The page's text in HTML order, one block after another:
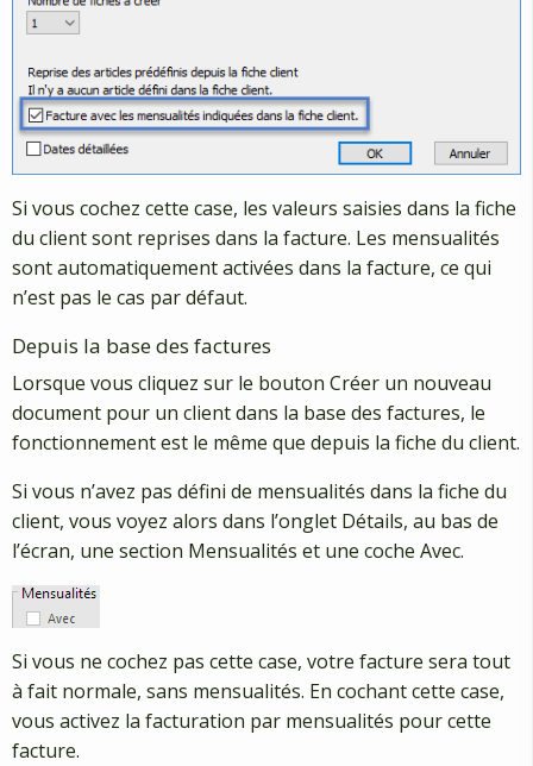
Si vous cochez cette case, les valeurs saisies dans la fiche
du client sont reprises dans la facture. Les mensualités
sont automatiquement activées dans la facture, ce qui
n’est pas le cas par défaut.
Depuis la base des factures
Lorsque vous cliquez sur le bouton Créer un nouveau
document pour un client dans la base des factures, le
fonctionnement est le même que depuis la fiche du client.
Si vous n’avez pas défini de mensualités dans la fiche du
client, vous voyez alors dans l’onglet Détails, au bas de
l’écran, une section Mensualités et une coche Avec.
Si vous ne cochez pas cette case, votre facture sera tout
à fait normale, sans mensualités. En cochant cette case,
vous activez la facturation par mensualités pour cette
facture.